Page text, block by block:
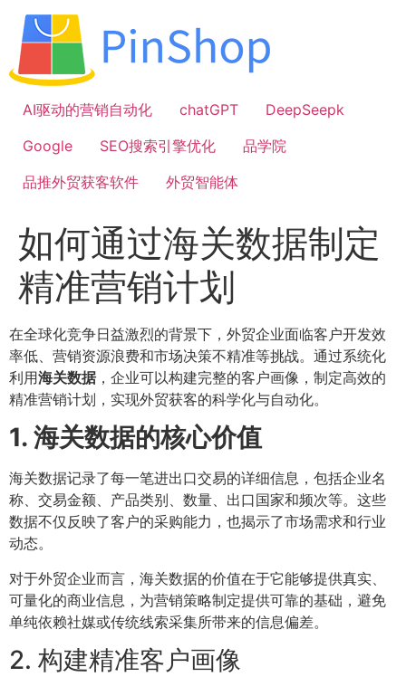
容
AI驱动的营销自动化
chatGPT
DeepSeepk
Google
SEO搜索引擎优化
品学院
品推外贸获客软件
外贸智能体
如何通过海关数据制定
精准营销计划
在全球化竞争日益激烈的背景下，外贸企业面临客户开发效
率低、营销资源浪费和市场决策不精准等挑战。通过系统化
利用海关数据，企业可以构建完整的客户画像，制定高效的
精准营销计划，实现外贸获客的科学化与自动化。
1. 海关数据的核心价值
海关数据记录了每一笔进出口交易的详细信息，包括企业名
称、交易金额、产品类别、数量、出口国家和频次等。这些
数据不仅反映了客户的采购能力，也揭示了市场需求和行业
动态。
对于外贸企业而言，海关数据的价值在于它能够提供真实、
可量化的商业信息，为营销策略制定提供可靠的基础，避免
单纯依赖社媒或传统线索采集所带来的信息偏差。
2. 构建精准客户画像